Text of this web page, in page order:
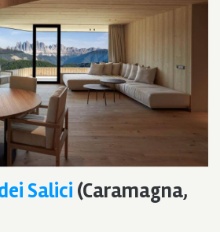
Salici (Caramagna,